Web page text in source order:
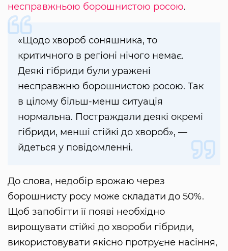
несправжньою борошнистою росою.
«Щодо хвороб соняшника, то
критичного в регіоні нічого немає.
Деякі гібриди були уражені
несправжню борошнистою росою. Так
в цілому більш-менш ситуація
нормальна. Постраждали деякі окремі
гібриди, менші стійкі до хвороб», —
йдеться у повідомленні.
До слова, недобір врожаю через
борошнисту росу може складати до 50%.
Щоб запобігти її появі необхідно
вирощувати стійкі до хвороби гібриди,
використовувати якісно протруєне насіння,